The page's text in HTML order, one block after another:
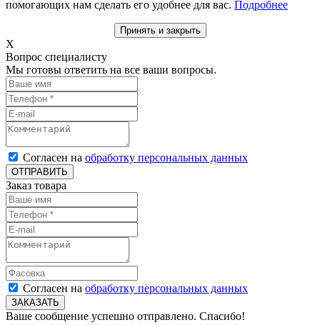
помогающих нам сделать его удобнее для вас. Подробнее
Принять и закрыть
X
Вопрос специалисту
Мы готовы ответить на все ваши вопросы.
Согласен на обработку персональных данных
ОТПРАВИТЬ
Заказ товара
Согласен на обработку персональных данных
ЗАКАЗАТЬ
Ваше сообщение успешно отправлено. Спасибо!